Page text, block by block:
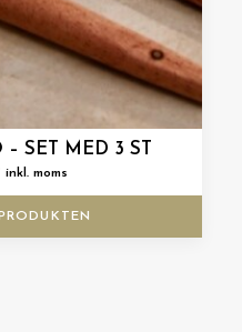
SET MED 3 ST
inkl. moms